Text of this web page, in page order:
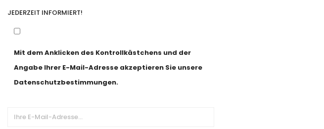
JEDERZEIT INFORMIERT!
Mit dem Anklicken des Kontrollkästchens und der
Angabe Ihrer E-Mail-Adresse akzeptieren Sie unsere
Datenschutzbestimmungen.